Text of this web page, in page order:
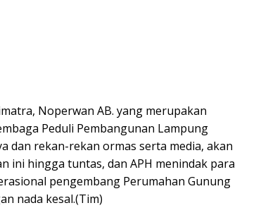
Noperwan AB. yang merupakan
Peduli Pembangunan Lampung
dan rekan-rekan ormas serta media, akan
ini hingga tuntas, dan APH menindak para
pengembang Perumahan Gunung
nada kesal.(Tim)